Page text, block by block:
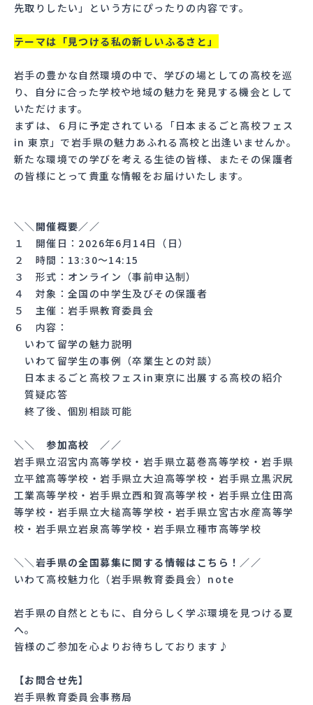
先取りしたい」という方にぴったりの内容です。
テーマは「見つける私の新しいふるさと」
岩手の豊かな自然環境の中で、学びの場としての高校を巡
り、自分に合った学校や地域の魅力を発見する機会として
いただけます。
まずは、６月に予定されている「日本まるごと高校フェス
in 東京」で岩手県の魅力あふれる高校と出逢いませんか。
新たな環境での学びを考える生徒の皆様、またその保護者
の皆様にとって貴重な情報をお届けいたします。
＼＼開催概要／／
１ 開催日：2026年6月14日（日）
２ 時間：13:30〜14:15
３ 形式：オンライン（事前申込制）
４ 対象：全国の中学生及びその保護者
５ 主催：岩手県教育委員会
６ 内容：
いわて留学の魅力説明
いわて留学生の事例（卒業生との対談）
日本まるごと高校フェスin東京に出展する高校の紹介
質疑応答
終了後、個別相談可能
＼＼ 参加高校 ／／
岩手県立沼宮内高等学校・岩手県立葛巻高等学校・岩手県
立平舘高等学校・岩手県立大迫高等学校・岩手県立黒沢尻
工業高等学校・岩手県立西和賀高等学校・岩手県立住田高
等学校・岩手県立大槌高等学校・岩手県立宮古水産高等学
校・岩手県立岩泉高等学校・岩手県立種市高等学校
＼＼岩手県の全国募集に関する情報はこちら！／／
いわて高校魅力化（岩手県教育委員会）note
岩手県の自然とともに、自分らしく学ぶ環境を見つける夏
へ。
皆様のご参加を心よりお待ちしております♪
【お問合せ先】
岩手県教育委員会事務局